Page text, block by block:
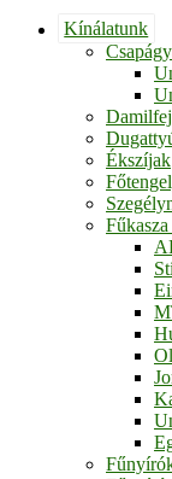
Kínálatunk
Ékszíjak